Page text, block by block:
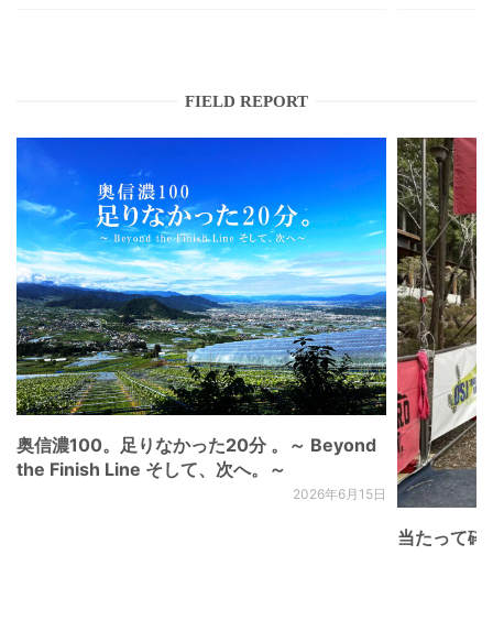
FIELD REPORT
奥信濃100。足りなかった20分 。～ Beyond
the Finish Line そして、次へ。～
2026年6月15日
当たって砕